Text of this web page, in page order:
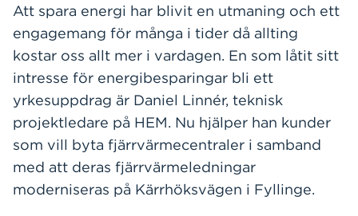
Att spara energi har blivit en utmaning och ett
engagemang för många i tider då allting
kostar oss allt mer i vardagen. En som låtit sitt
intresse för energibesparingar bli ett
yrkesuppdrag är Daniel Linnér, teknisk
projektledare på HEM. Nu hjälper han kunder
som vill byta fjärrvärmecentraler i samband
med att deras fjärrvärmeledningar
moderniseras på Kärrhöksvägen i Fyllinge.